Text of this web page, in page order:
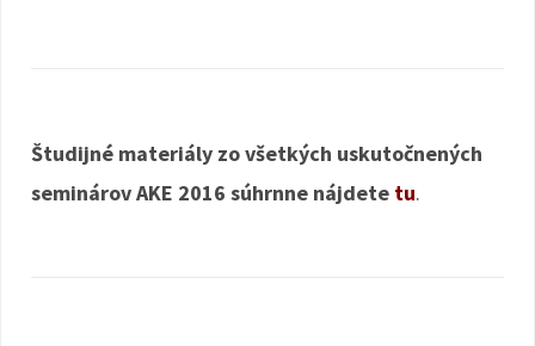
Študijné materiály zo všetkých uskutočnených
seminárov AKE 2016 súhrnne nájdete tu.